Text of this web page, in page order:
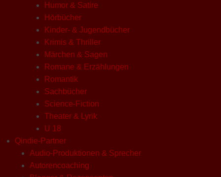
Humor & Satire
Hörbücher
Kinder- & Jugendbücher
Krimis & Thriller
Märchen & Sagen
Romane & Erzählungen
Romantik
Sachbücher
Science-Fiction
Theater & Lyrik
U 18
Qindie-Partner
Audio-Produktionen & Sprecher
Autorencoaching